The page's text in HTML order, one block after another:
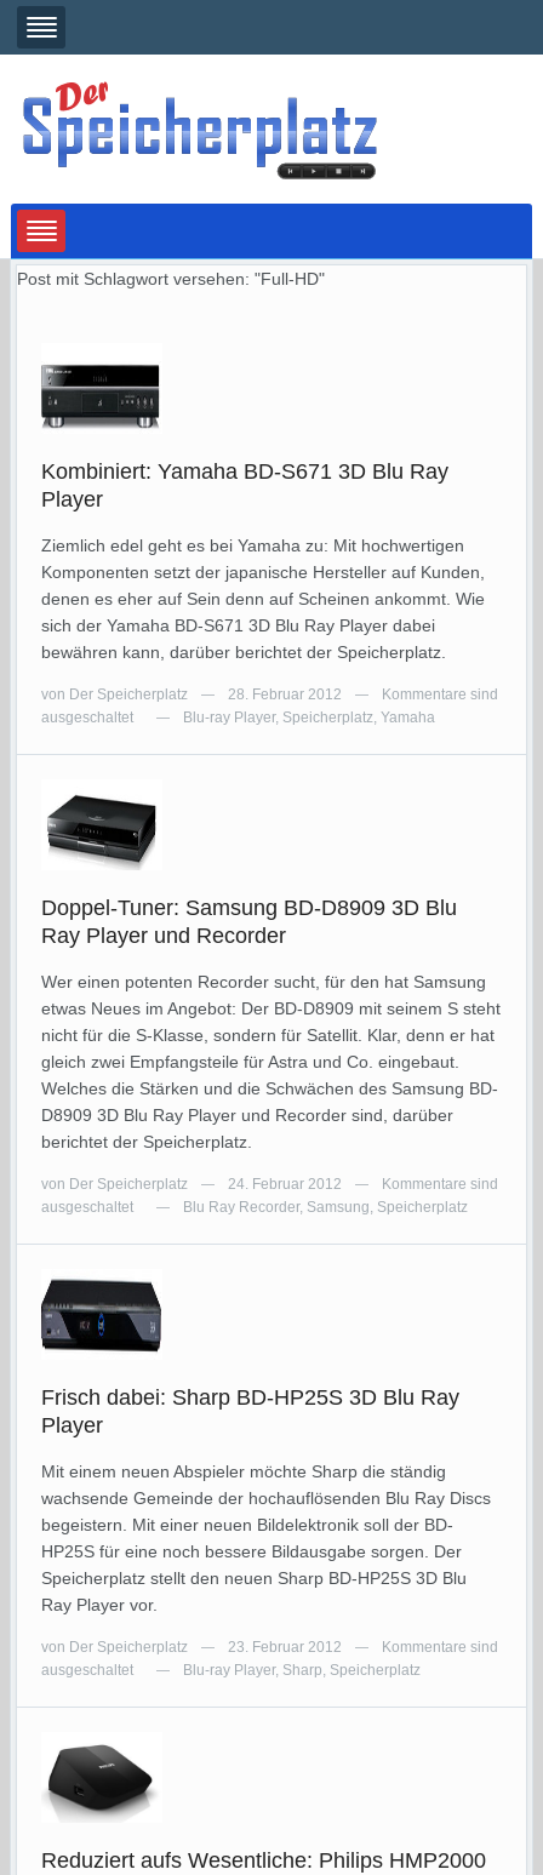
Post mit Schlagwort versehen: "Full-HD"
Kombiniert: Yamaha BD-S671 3D Blu Ray
Player
Ziemlich edel geht es bei Yamaha zu: Mit hochwertigen
Komponenten setzt der japanische Hersteller auf Kunden,
denen es eher auf Sein denn auf Scheinen ankommt. Wie
sich der Yamaha BD-S671 3D Blu Ray Player dabei
bewähren kann, darüber berichtet der Speicherplatz.
von Der Speicherplatz — 28. Februar 2012 —
Kommentare sind
ausgeschaltet
— Blu-ray Player, Speicherplatz,Yamaha
Doppel-Tuner: Samsung BD-D8909 3D Blu
Ray Player und Recorder
Wer einen potenten Recorder sucht, für den hat Samsung
etwas Neues im Angebot: Der BD-D8909 mit seinem S steht
nicht für die S-Klasse, sondern für Satellit. Klar, denn er hat
gleich zwei Empfangsteile für Astra und Co. eingebaut.
Welches die Stärken und die Schwächen des Samsung BD-
D8909 3D Blu Ray Player und Recorder sind, darüber
berichtet der Speicherplatz.
von Der Speicherplatz — 24. Februar 2012 —
Kommentare sind
ausgeschaltet
— Blu Ray Recorder, Samsung, Speicherplatz
Frisch dabei: Sharp BD-HP25S 3D Blu Ray
Player
Mit einem neuen Abspieler möchte Sharp die ständig
wachsende Gemeinde der hochauflösenden Blu Ray Discs
begeistern. Mit einer neuen Bildelektronik soll der BD-
HP25S für eine noch bessere Bildausgabe sorgen. Der
Speicherplatz stellt den neuen Sharp BD-HP25S 3D Blu
Ray Player vor.
von Der Speicherplatz — 23. Februar 2012 —
Kommentare sind
ausgeschaltet
— Blu-ray Player, Sharp, Speicherplatz
Reduziert aufs Wesentliche: Philips HMP2000